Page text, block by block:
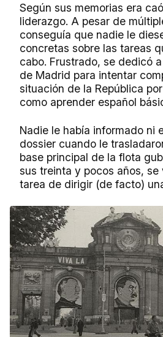
Según sus memorias era
liderazgo. A pesar de
conseguía que nadie le
concretas sobre las tareas
cabo. Frustrado, se dedicó
de Madrid para intentar
situación de la República
como aprender español
Nadie le había informado ni
dossier cuando le
base principal de la flota
sus treinta y pocos años,
tarea de dirigir (de facto)